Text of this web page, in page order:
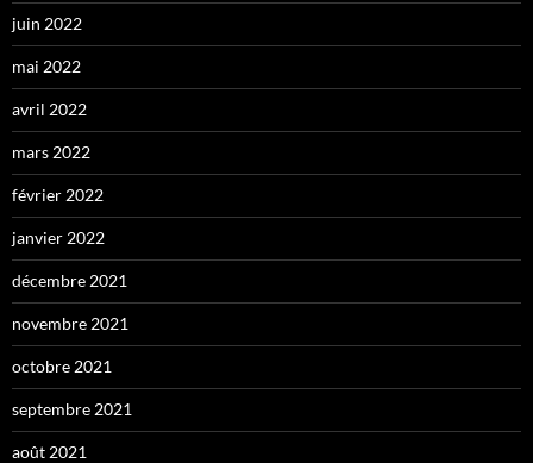
juin 2022
mai 2022
avril 2022
mars 2022
février 2022
janvier 2022
décembre 2021
novembre 2021
octobre 2021
septembre 2021
août 2021